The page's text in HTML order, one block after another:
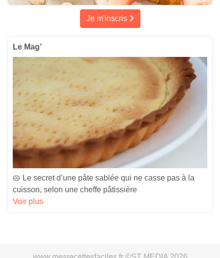
Je m'inscris
Le Mag’
🥧 Le secret d’une pâte sablée qui ne casse pas à la
cuisson, selon une cheffe pâtissière
Voir plus